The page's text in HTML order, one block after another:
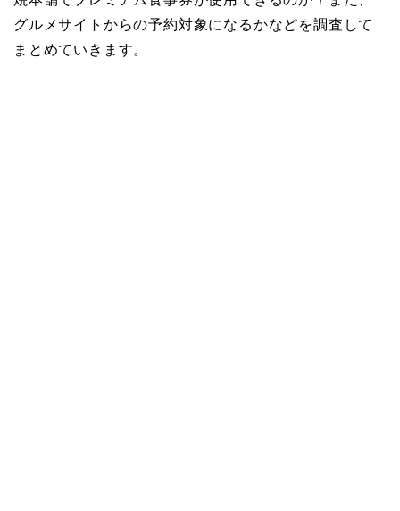
グルメサイトからの予約対象になるかなどを調査して
まとめていきます。